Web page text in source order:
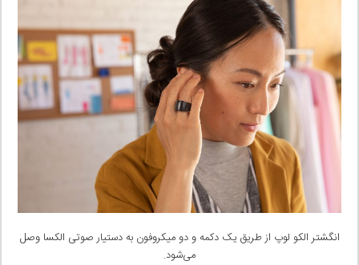
انگشتر الکو لوپ از طریق یک دکمه و دو میکروفون به دستیار صوتی الکسا وصل
می‌شود.